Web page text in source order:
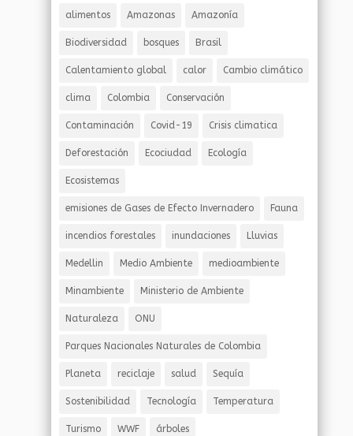
alimentos Amazonas Amazonía
Biodiversidad bosques Brasil
Calentamiento global calor Cambio climático
clima Colombia Conservación
Contaminación Covid-19 Crisis climatica
Deforestación Ecociudad Ecología
Ecosistemas
emisiones de Gases de Efecto Invernadero Fauna
incendios forestales inundaciones Lluvias
Medellin Medio Ambiente medioambiente
Minambiente Ministerio de Ambiente
Naturaleza ONU
Parques Nacionales Naturales de Colombia
Planeta reciclaje salud Sequía
Sostenibilidad Tecnología Temperatura
Turismo WWF árboles